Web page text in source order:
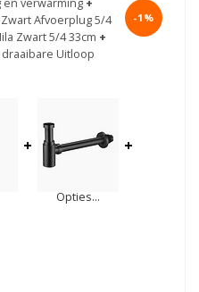
en verwarming +
Afvoerplug 5/4
Zwart 5/4 33cm +
Uitloop
-1%
+
Opties...
+